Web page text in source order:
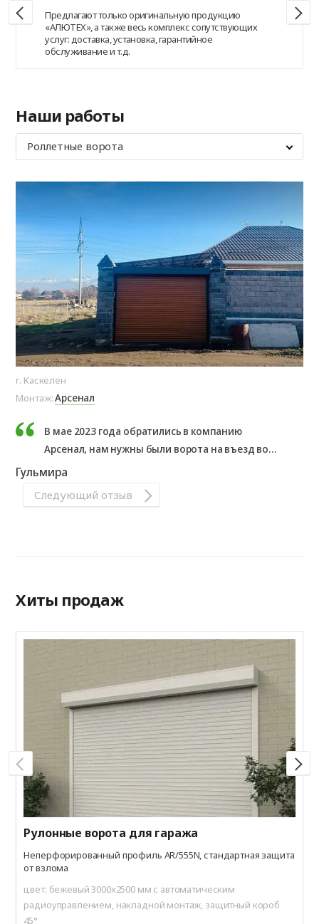
Предлагают только оригинальную продукцию
«АЛЮТЕХ», а также весь комплекс сопутствующих
услуг: доставка, установка, гарантийное
обслуживание и т.д.
Наши работы
Роллетные ворота
г. Каскелен
Монтаж:Арсенал
В мае 2023 года обратились в компанию
Арсенал, нам нужны были ворота на въезд во
двор. Нас проконсультировали и мы заказали
и поставили в срок. Мы с мужем очень
Гульмира
Следующий отзыв
Хиты продаж
Рулонные ворота для гаража
Неперфорированный профиль AR/555N, стандартная защита
от взлома
цвет: бежевый 3000x2500 мм с автоматическим
радиоуправлением, накладной монтаж, защитный короб
45°